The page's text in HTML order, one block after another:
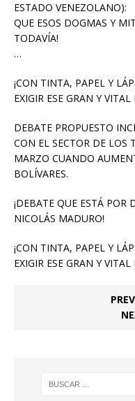
ESTADO VENEZOLANO):
QUE ESOS DOGMAS Y
TODAVÍA!
…
¡CON TINTA, PAPEL Y
EXIGIR ESE GRAN Y VITAL
DEBATE PROPUESTO
CON EL SECTOR DE LOS
MARZO CUANDO
BOLÍVARES.
¡DEBATE QUE ESTÁ POR
NICOLÁS MADURO!
¡CON TINTA, PAPEL Y
EXIGIR ESE GRAN Y VITAL